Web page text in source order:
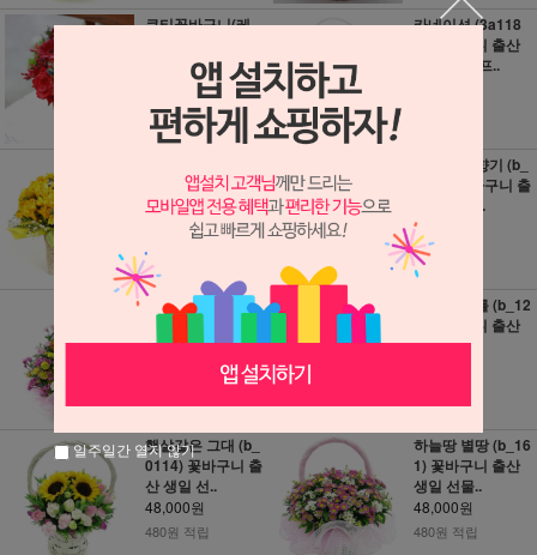
큐티꽃바구니(레
바구니 출산 생..
48,000원
480원 적립
카네이션 (3a118
8) 꽃바구니 출산
생일 선물 프..
-121) 꽃바구니 출
산 생일 선..
48,000원
480원 적립
후리지아 향기 (b_
0112) 꽃바구니 출
산 생일 선..
48,000원
480원 적립
향기는 사랑을 남
기고 (b_0171) 꽃
바구니 출산..
행복한 나를 (b_12
0) 꽃바구니 출산
생일 선물..
햇살같은 그대 (b_
0114) 꽃바구니 출
산 생일 선..
48,000원
480원 적립
하늘땅 별땅 (b_16
1) 꽃바구니 출산
생일 선물..
48,000원
480원 적립
일주일간 열지 않기